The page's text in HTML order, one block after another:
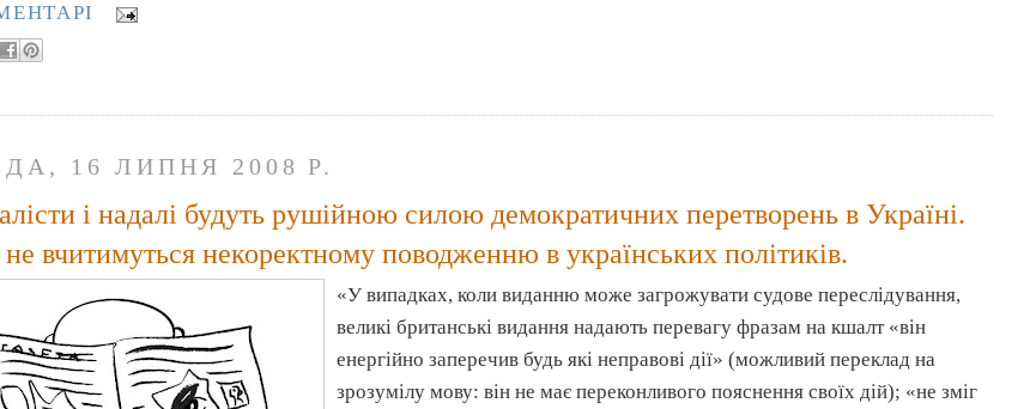
16 ЛИПНЯ 2008 Р.
і надалі будуть рушійною силою демократичних перетворень в Україні.
вчитимуться некоректному поводженню в українських політиків.
«У випадках, коли виданню може загрожувати судове переслідування,
великі британські видання надають перевагу фразам на кшалт «він
енергійно заперечив будь які неправові дії» (можливий переклад на
зрозумілу мову: він не має переконливого пояснення своїх дій); «не зміг